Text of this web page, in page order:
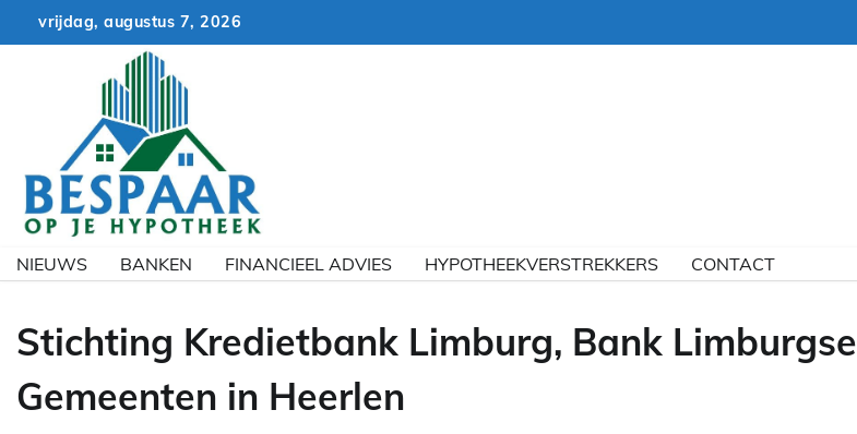
vrijdag, augustus 7, 2026
NIEUWS BANKEN FINANCIEEL ADVIES HYPOTHEEKVERSTREKKERS CONTACT
Stichting Kredietbank Limburg, Bank Limburgse
Gemeenten in Heerlen